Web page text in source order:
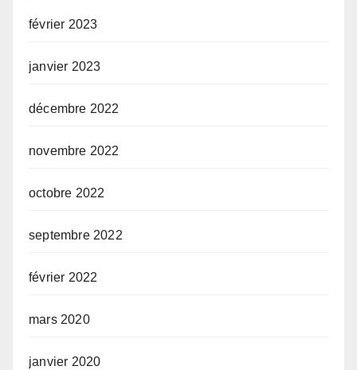
février 2023
janvier 2023
décembre 2022
novembre 2022
octobre 2022
septembre 2022
février 2022
mars 2020
janvier 2020